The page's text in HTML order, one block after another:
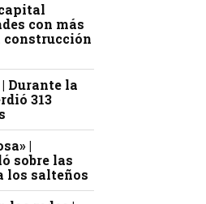
con más
construcción
Durante la
313
|
sobre las
los salteños